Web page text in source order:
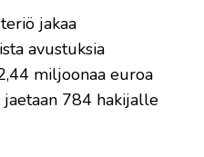
jakaa
avustuksia
miljoonaa euroa
jaetaan 784 hakijalle